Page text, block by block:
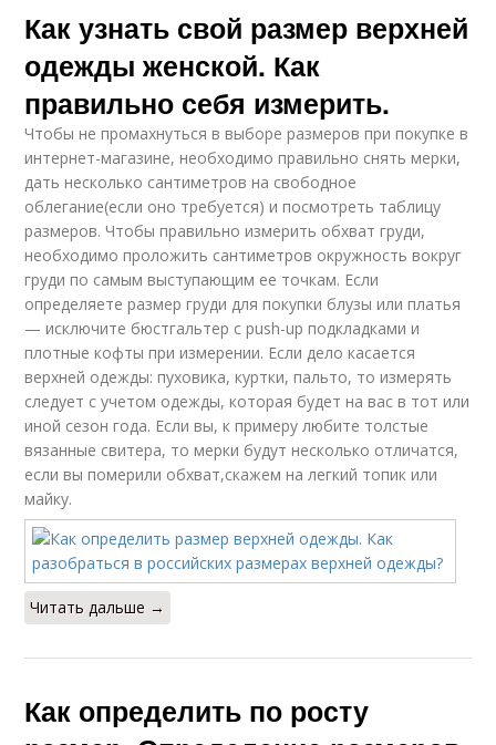
Как узнать свой размер верхней
одежды женской. Как
правильно себя измерить.
Чтобы не промахнуться в выборе размеров при покупке в
интернет-магазине, необходимо правильно снять мерки,
дать несколько сантиметров на свободное
облегание(если оно требуется) и посмотреть таблицу
размеров. Чтобы правильно измерить обхват груди,
необходимо проложить сантиметров окружность вокруг
груди по самым выступающим ее точкам. Если
определяете размер груди для покупки блузы или платья
— исключите бюстгальтер с push-up подкладками и
плотные кофты при измерении. Если дело касается
верхней одежды: пуховика, куртки, пальто, то измерять
следует с учетом одежды, которая будет на вас в тот или
иной сезон года. Если вы, к примеру любите толстые
вязанные свитера, то мерки будут несколько отличатся,
если вы померили обхват,скажем на легкий топик или
майку.
Читать дальше →
Как определить по росту